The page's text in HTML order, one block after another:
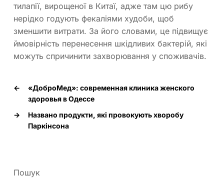
тилапії, вирощеної в Китаї, адже там цю рибу
нерідко годують фекаліями худоби, щоб
зменшити витрати. За його словами, це підвищує
ймовірність перенесення шкідливих бактерій, які
можуть спричинити захворювання у споживачів.
←
«ДоброМед»: современная клиника женского
здоровья в Одессе
→
Названо продукти, які провокують хворобу
Паркінсона
Пошук